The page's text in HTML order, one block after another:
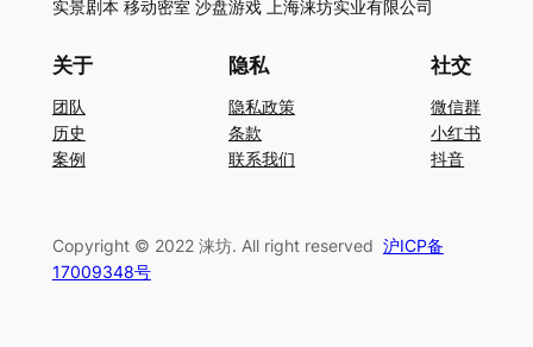
实景剧本 移动密室 沙盘游戏 上海涞坊实业有限公司
关于
团队
历史
案例
隐私
隐私政策
条款
联系我们
社交
微信群
小红书
抖音
Copyright © 2022 涞坊. All right reserved 沪ICP备
17009348号